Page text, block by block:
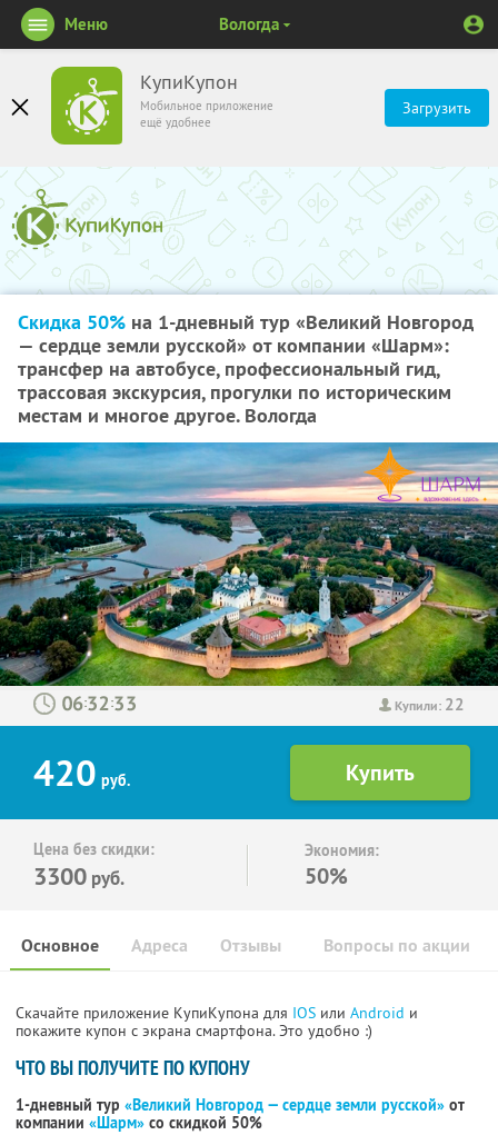
КупиКупон
Мобильное приложение
ещё удобнее
Загрузить
Меню Вологда
Скидка 50% на 1-дневный тур «Великий Новгород
— сердце земли русской» от компании «Шарм»:
трансфер на автобусе, профессиональный гид,
трассовая экскурсия, прогулки по историческим
местам и многое другое. Вологда
Купили: 22
: :
420 руб.
Цена без скидки:
3300 руб.
Экономия:
50%
Основное Отзывы Вопросы по акции
Адреса
Скачайте приложение КупиКупона для IOS или Android и
покажите купон с экрана смартфона. Это удобно :)
ЧТО ВЫ ПОЛУЧИТЕ ПО КУПОНУ
1-дневный тур «Великий Новгород — сердце земли русской» от
компании «Шарм» со скидкой 50%